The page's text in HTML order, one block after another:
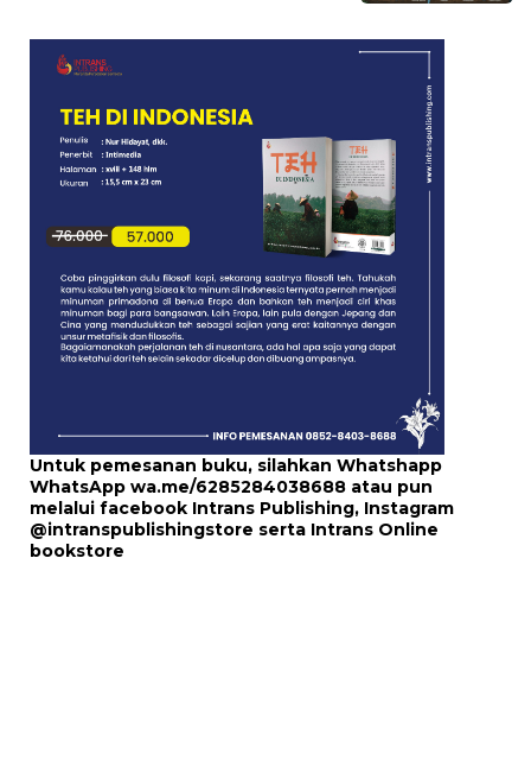
Untuk pemesanan buku, silahkan Whatshapp
WhatsApp wa.me/6285284038688 atau pun
melalui facebook Intrans Publishing, Instagram
@intranspublishingstore serta Intrans Online
bookstore